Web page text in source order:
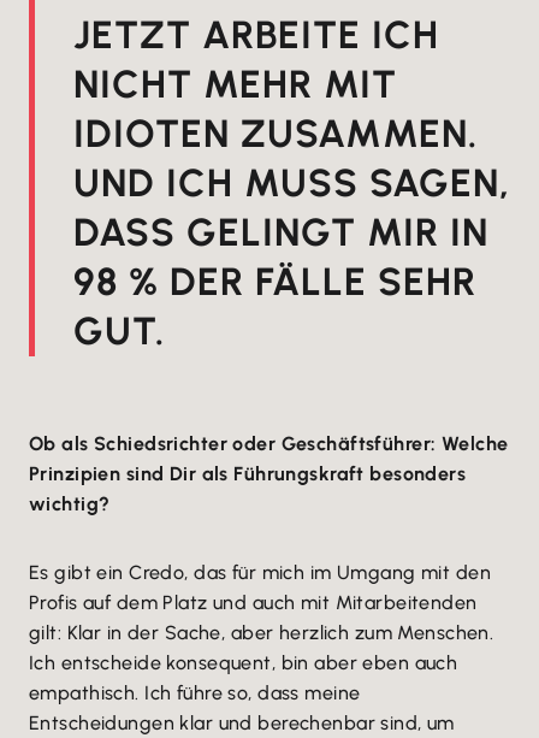
JETZT ARBEITE ICH
NICHT MEHR MIT
IDIOTEN ZUSAMMEN.
UND ICH MUSS SAGEN,
DASS GELINGT MIR IN
98 % DER FÄLLE SEHR
GUT.
Ob als Schiedsrichter oder Geschäftsführer: Welche
Prinzipien sind Dir als Führungskraft besonders
wichtig?
Es gibt ein Credo, das für mich im Umgang mit den
Profis auf dem Platz und auch mit Mitarbeitenden
gilt: Klar in der Sache, aber herzlich zum Menschen.
Ich entscheide konsequent, bin aber eben auch
empathisch. Ich führe so, dass meine
Entscheidungen klar und berechenbar sind, um